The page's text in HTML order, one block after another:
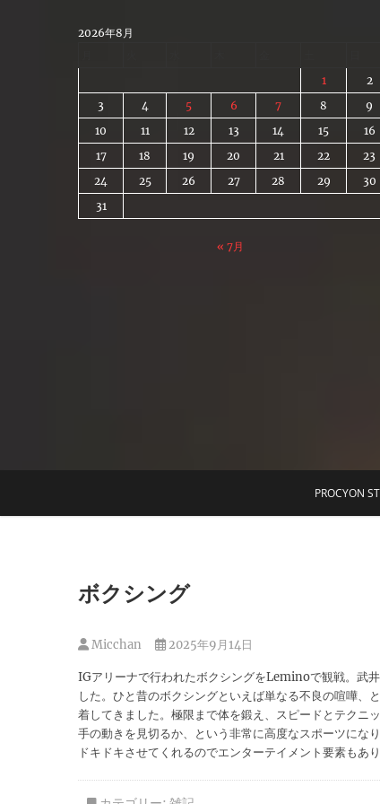
2026年8月
1
2
3
4 5 6 7 8
9
10
11 12 13 14 15
16
17
18 19 20 21 22
23
24
25 26 27 28 29
30
31
« 7月
PROCYON
ボクシング
Micchan 2025年9月14日
IGアリーナで行われたボクシングをLeminoで観戦。武
した。ひと昔のボクシングといえば単なる不良の喧嘩、
着してきました。極限まで体を鍛え、スピードとテクニ
手の動きを見切るか、という非常に高度なスポーツにな
ドキドキさせてくれるのでエンターテイメント要素もあ